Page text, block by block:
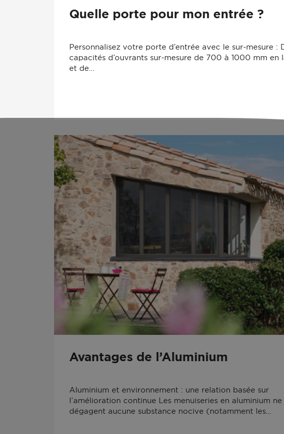
Quelle porte pour mon entrée ?
Personnalisez votre porte d’entrée avec le sur-mesure :
capacités d’ouvrants sur-mesure de 700 à 1000 mm en
et de…
Avantages de l’Aluminium
Aluminium et environnement : une relation basée sur
l’amélioration continue Les menuiseries en aluminium ne
dégagent aucune substance nocive (notamment les…